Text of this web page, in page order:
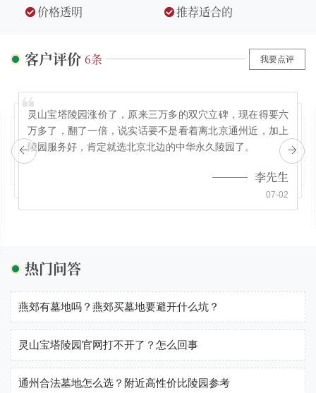
价格透明
推荐适合的
客户评价 6条 我要点评
灵山宝塔陵园涨价了，原来三万多的双穴立碑，现在得要六
万多了，翻了一倍，说实话要不是看着离北京通州近，加上
陵园服务好，肯定就选北京北边的中华永久陵园了。
李先生
07-02
热门问答
燕郊有墓地吗？燕郊买墓地要避开什么坑？
灵山宝塔陵园官网打不开了？怎么回事
通州合法墓地怎么选？附近高性价比陵园参考